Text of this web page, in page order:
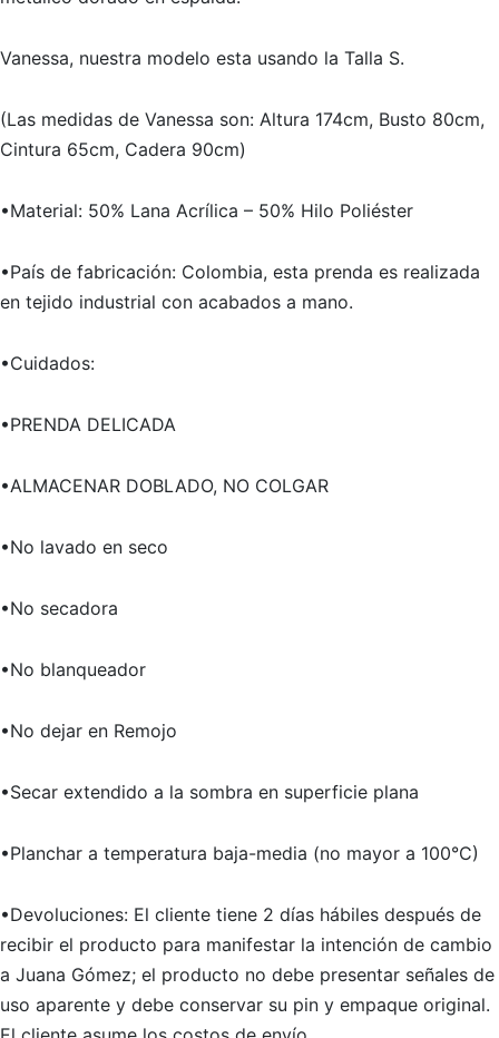
Vanessa, nuestra modelo esta usando la Talla S.
(Las medidas de Vanessa son: Altura 174cm, Busto 80cm,
Cintura 65cm, Cadera 90cm)
•Material: 50% Lana Acrílica – 50% Hilo Poliéster
•País de fabricación: Colombia, esta prenda es realizada
en tejido industrial con acabados a mano.
•Cuidados:
•PRENDA DELICADA
•ALMACENAR DOBLADO, NO COLGAR
•No lavado en seco
•No secadora
•No blanqueador
•No dejar en Remojo
•Secar extendido a la sombra en superficie plana
•Planchar a temperatura baja-media (no mayor a 100°C)
•Devoluciones: El cliente tiene 2 días hábiles después de
recibir el producto para manifestar la intención de cambio
a Juana Gómez; el producto no debe presentar señales de
uso aparente y debe conservar su pin y empaque original.